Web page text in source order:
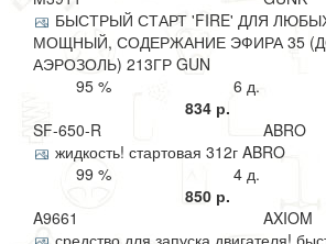
БЫСТРЫЙ СТАРТ 'FIRE' ДЛЯ
МОЩНЫЙ, СОДЕРЖАНИЕ ЭФИРА 35
АЭРОЗОЛЬ) 213ГР GUN
95 %
6 д.
834 р.
SF-650-R
ABRO
жидкость! стартовая 312г ABRO
99 %
4 д.
850 р.
A9661
AXIOM
средство для запуска двигателя!